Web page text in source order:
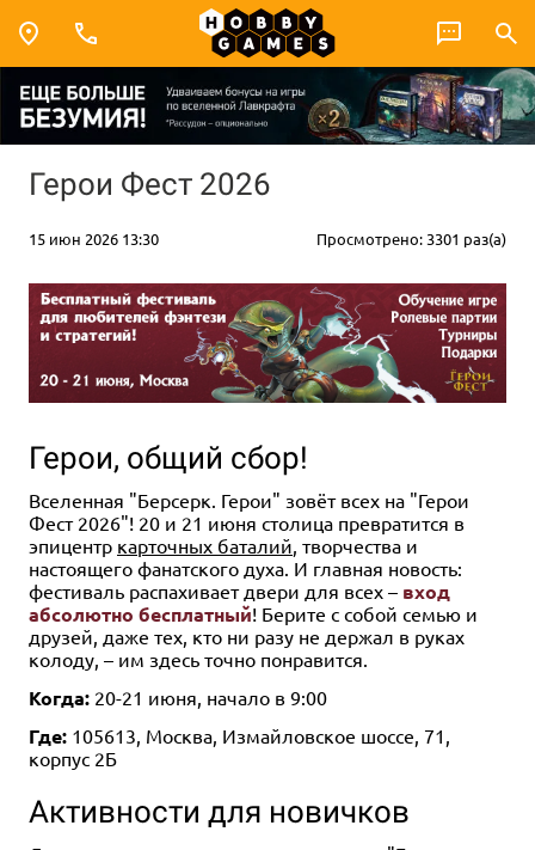
Герои Фест 2026
15 июн 2026 13:30 Просмотрено: 3301 раз(а)
Герои, общий сбор!
Вселенная "Берсерк. Герои" зовёт всех на "Герои
Фест 2026"! 20 и 21 июня столица превратится в
эпицентр карточных баталий, творчества и
настоящего фанатского духа. И главная новость:
фестиваль распахивает двери для всех – вход
абсолютно бесплатный! Берите с собой семью и
друзей, даже тех, кто ни разу не держал в руках
колоду, – им здесь точно понравится.
Когда: 20-21 июня, начало в 9:00
Где: 105613, Москва, Измайловское шоссе, 71,
корпус 2Б
Активности для новичков